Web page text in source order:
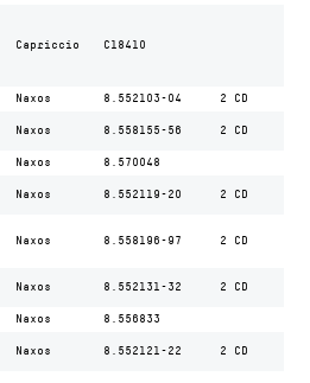
Capriccio C18410
Naxos 8.552103-04 2 CD
Naxos 8.558155-56 2 CD
Naxos 8.570048
Naxos 8.552119-20 2 CD
Naxos 8.558196-97 2 CD
Naxos 8.552131-32 2 CD
Naxos 8.556833
Naxos 8.552121-22 2 CD